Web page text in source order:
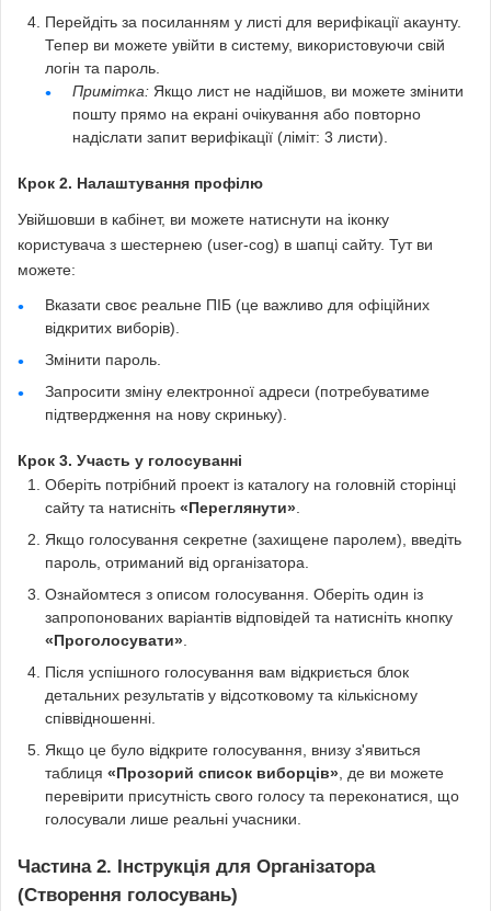
Перейдіть за посиланням у листі для верифікації акаунту.
Тепер ви можете увійти в систему, використовуючи свій
логін та пароль.
Примітка: Якщо лист не надійшов, ви можете змінити
пошту прямо на екрані очікування або повторно
надіслати запит верифікації (ліміт: 3 листи).
Крок 2. Налаштування профілю
Увійшовши в кабінет, ви можете натиснути на іконку
користувача з шестернею (user-cog) в шапці сайту. Тут ви
можете:
Вказати своє реальне ПІБ (це важливо для офіційних
відкритих виборів).
Змінити пароль.
Запросити зміну електронної адреси (потребуватиме
підтвердження на нову скриньку).
Крок 3. Участь у голосуванні
Оберіть потрібний проект із каталогу на головній сторінці
сайту та натисніть «Переглянути»
Якщо голосування секретне (захищене паролем), введіть
пароль, отриманий від організатора.
Ознайомтеся з описом голосування. Оберіть один із
запропонованих варіантів відповідей та натисніть кнопку
«Проголосувати»
Після успішного голосування вам відкриється блок
детальних результатів у відсотковому та кількісному
співвідношенні.
Якщо це було відкрите голосування, внизу з'явиться
таблиця «Прозорий список виборців» , де ви можете
перевірити присутність свого голосу та переконатися, що
голосували лише реальні учасники.
Частина 2. Інструкція для Організатора
(Створення голосувань)